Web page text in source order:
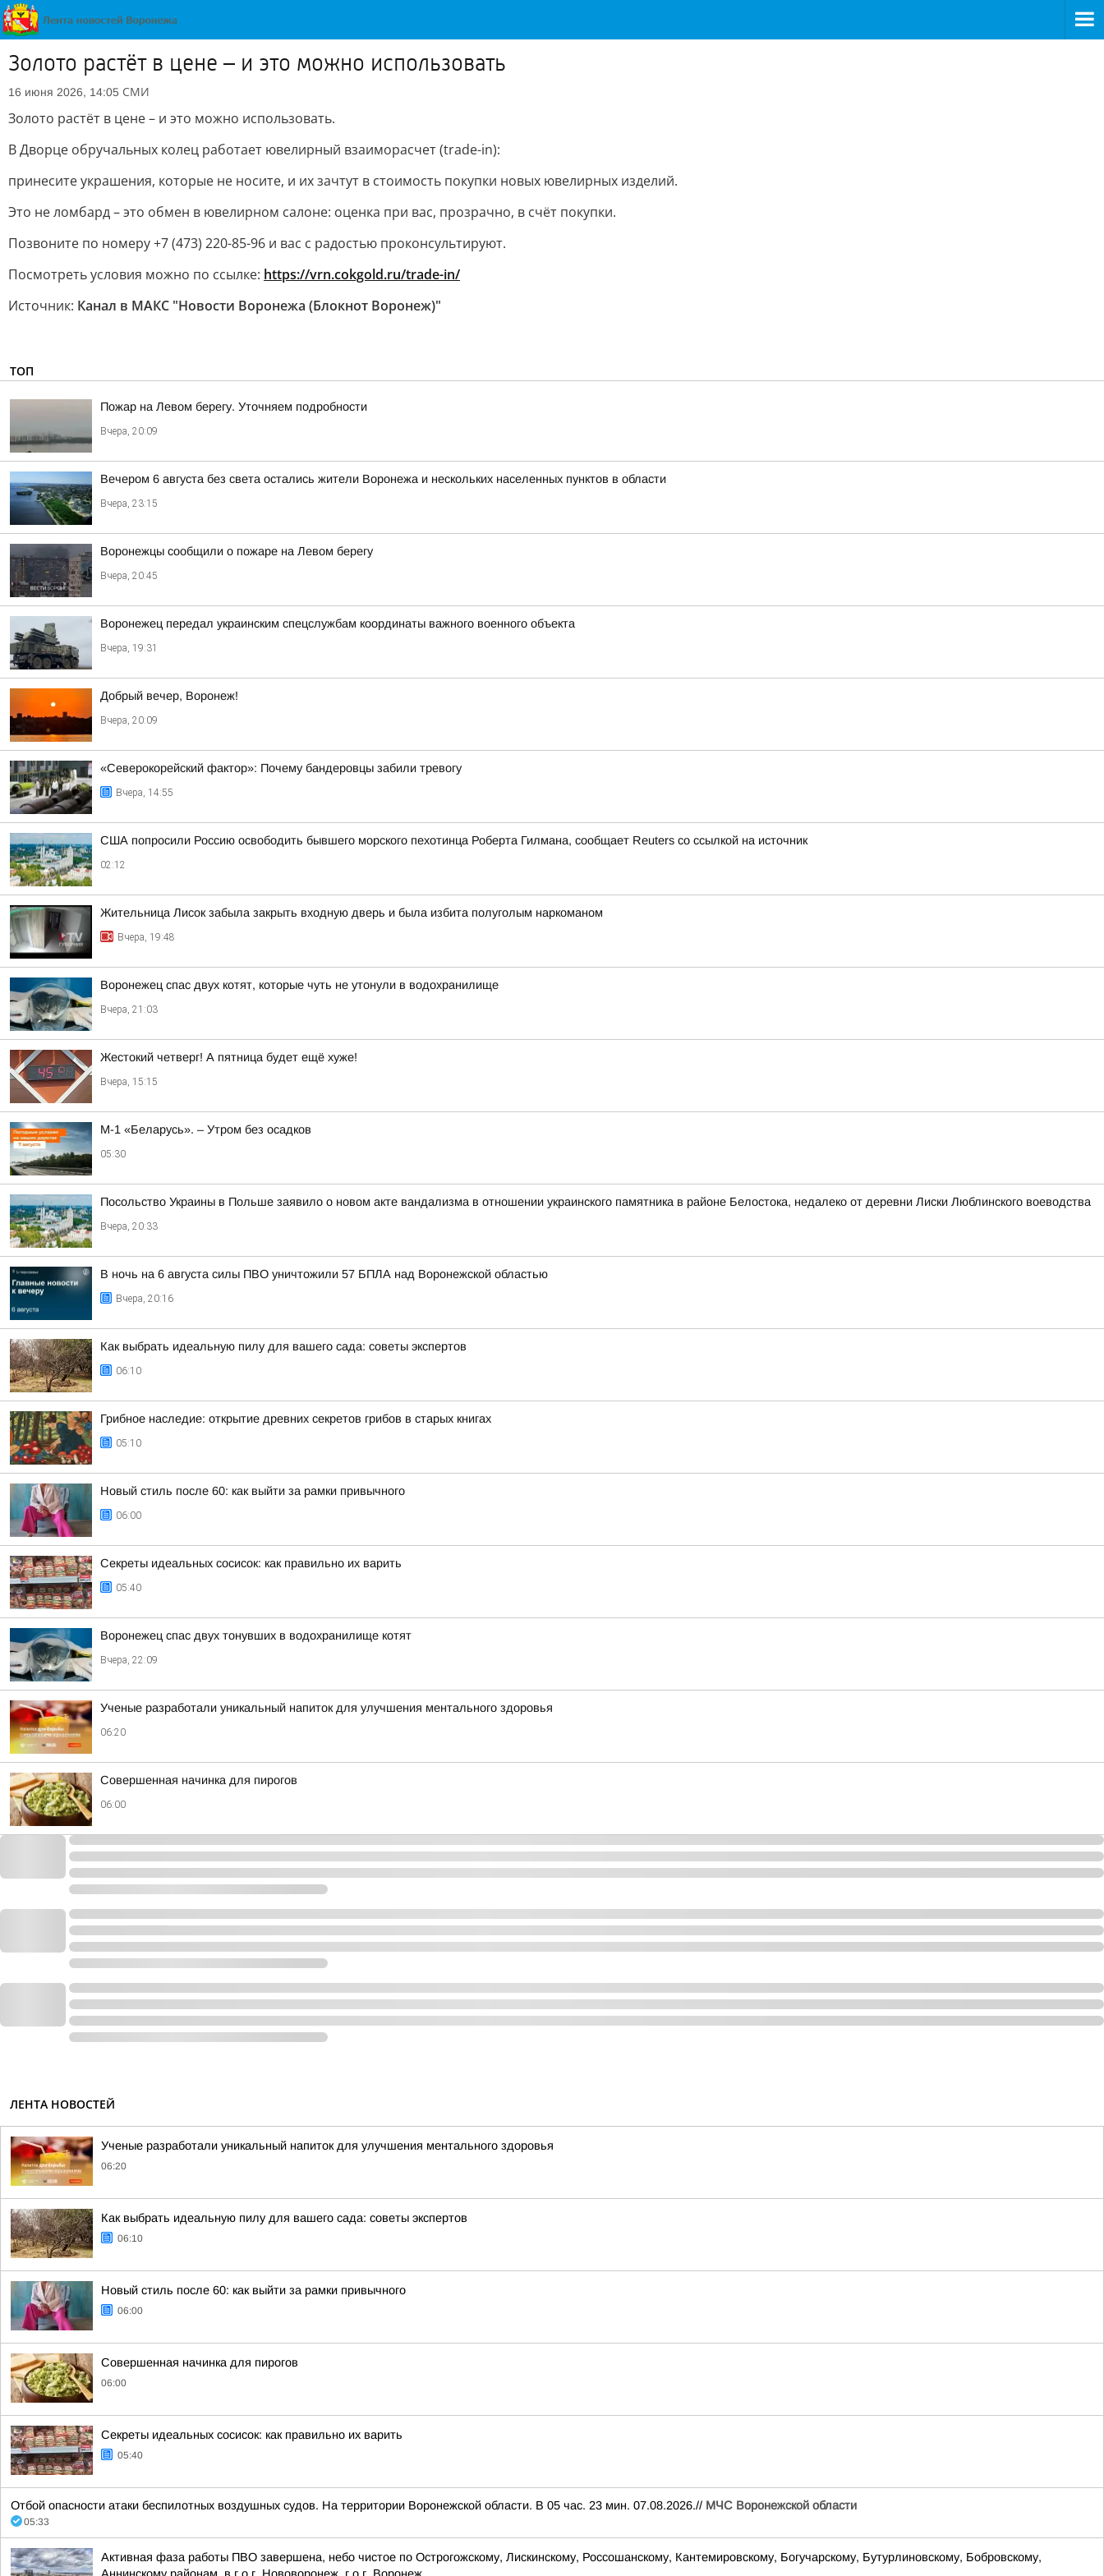
Золото растёт в цене – и это можно использовать
16 июня 2026, 14:05 СМИ
Золото растёт в цене – и это можно использовать.
В Дворце обручальных колец работает ювелирный взаиморасчет (trade-in):
принесите украшения, которые не носите, и их зачтут в стоимость покупки новых ювелирных изделий.
Это не ломбард – это обмен в ювелирном салоне: оценка при вас, прозрачно, в счёт покупки.
Позвоните по номеру +7 (473) 220-85-96 и вас с радостью проконсультируют.
Посмотреть условия можно по ссылке: https://vrn.cokgold.ru/trade-in/
Источник: Канал в МАКС "Новости Воронежа (Блокнот Воронеж)"
ТОП
Пожар на Левом берегу. Уточняем подробности
Вчера, 20:09
Вечером 6 августа без света остались жители Воронежа и нескольких населенных пунктов в области
Вчера, 23:15
Воронежцы сообщили о пожаре на Левом берегу
Вчера, 20:45
Воронежец передал украинским спецслужбам координаты важного военного объекта
Вчера, 19:31
Добрый вечер, Воронеж!
Вчера, 20:09
«Северокорейский фактор»: Почему бандеровцы забили тревогу
Вчера, 14:55
США попросили Россию освободить бывшего морского пехотинца Роберта Гилмана, сообщает Reuters со ссылкой на источник
02:12
Жительница Лисок забыла закрыть входную дверь и была избита полуголым наркоманом
Вчера, 19:48
Воронежец спас двух котят, которые чуть не утонули в водохранилище
Вчера, 21:03
Жестокий четверг! А пятница будет ещё хуже!
Вчера, 15:15
М-1 «Беларусь». – Утром без осадков
05:30
Посольство Украины в Польше заявило о новом акте вандализма в отношении украинского памятника в районе Белостока, недалеко от деревни Лиски Люблинского воеводства
Вчера, 20:33
В ночь на 6 августа силы ПВО уничтожили 57 БПЛА над Воронежской областью
Вчера, 20:16
Как выбрать идеальную пилу для вашего сада: советы экспертов
06:10
Грибное наследие: открытие древних секретов грибов в старых книгах
05:10
Новый стиль после 60: как выйти за рамки привычного
06:00
Секреты идеальных сосисок: как правильно их варить
05:40
Воронежец спас двух тонувших в водохранилище котят
Вчера, 22:09
Ученые разработали уникальный напиток для улучшения ментального здоровья
06:20
Совершенная начинка для пирогов
06:00
ЛЕНТА НОВОСТЕЙ
Ученые разработали уникальный напиток для улучшения ментального здоровья
06:20
Как выбрать идеальную пилу для вашего сада: советы экспертов
06:10
Новый стиль после 60: как выйти за рамки привычного
06:00
Совершенная начинка для пирогов
06:00
Секреты идеальных сосисок: как правильно их варить
05:40
Отбой опасности атаки беспилотных воздушных судов. На территории Воронежской области. В 05 час. 23 мин. 07.08.2026.// МЧС Воронежской области
05:33
Активная фаза работы ПВО завершена, небо чистое по Острогожскому, Лискинскому, Россошанскому, Кантемировскому, Богучарскому, Бутурлиновскому, Бобровскому,